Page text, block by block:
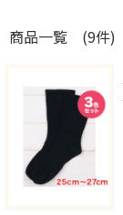
商品一覧 (9件)